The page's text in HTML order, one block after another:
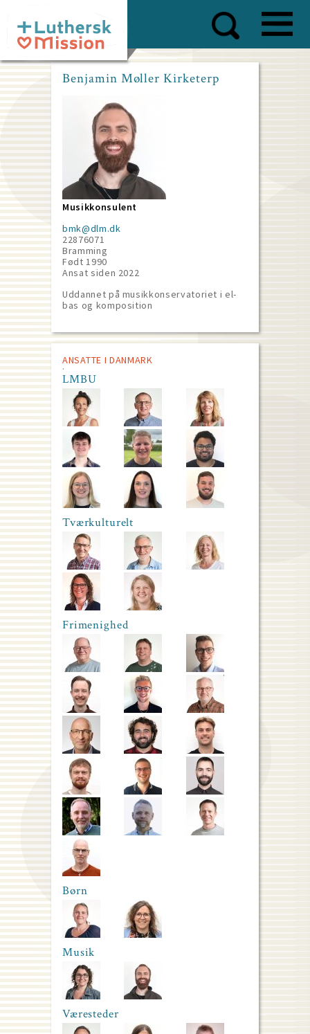
main
content
Benjamin Møller Kirketerp
Musikkonsulent
bmk@dlm.dk
22876071
Bramming
Født 1990
Ansat siden 2022
Uddannet på musikkonservatoriet i el-
bas og komposition
ANSATTE I DANMARK
LMBU
Tværkulturelt
Frimenighed
Børn
Musik
Væresteder